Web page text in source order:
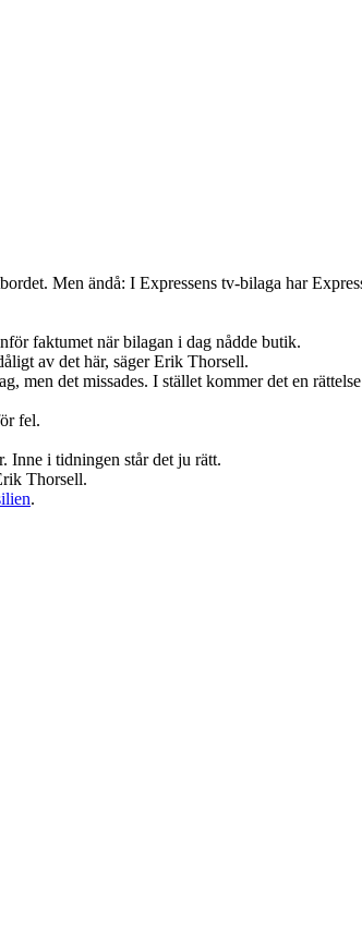
Men ändå: I Expressens tv-bilaga har
faktumet när bilagan i dag nådde butik.
av det här, säger Erik Thorsell.
men det missades. I stället kommer det en
fel.
Inne i tidningen står det ju rätt.
Thorsell.
.